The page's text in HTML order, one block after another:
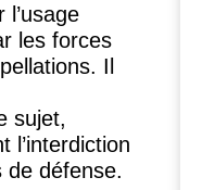
l’usage
les forces
Il
sujet,
l’interdiction
de défense.